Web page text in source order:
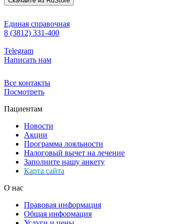
Единая справочная
8 (3812) 331-400
Telegram
Написать нам
Все контакты
Посмотреть
Пациентам
Новости
Акции
Программа лояльности
Налоговый вычет на лечение
Заполните нашу анкету
Карта сайта
О нас
Правовая информация
Общая информация